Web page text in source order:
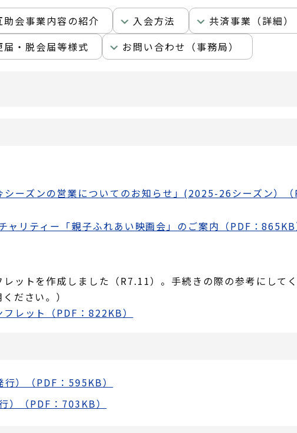
助会事業内容の紹介 入会方法 共済事業（詳細）
届・脱会届等様式 お問い合わせ（事務局）
シーズンの営業についてのお知らせ」(2025-26シーズン）（
ャリティー「親子ふれあい映画会」のご案内（PDF：865KB
ットを作成しました（R7.11）。手続きの際の参考にしてく
ださい。）
レット（PDF：822KB）
）（PDF：595KB）
）（PDF：703KB）